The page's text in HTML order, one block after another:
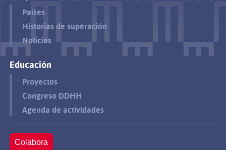
Países
Historias de superación
Noticias
Educación
Proyectos
Congreso DDHH
Agenda de actividades
Colabora